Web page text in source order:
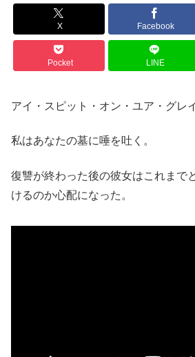
X Facebook
Pocket LINE
アイ・スピット・オン・ユア・グレ
私はあなたの墓に唾を吐く。
復讐が終わった後の彼女はこれまで
けるのか心配になった。